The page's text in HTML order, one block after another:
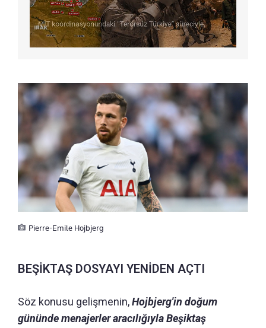
Pierre-Emile Hojbjerg
BEŞİKTAŞ DOSYAYI YENİDEN AÇTI
Söz konusu gelişmenin,Hojbjerg'in doğum
gününde menajerler aracılığıyla Beşiktaş